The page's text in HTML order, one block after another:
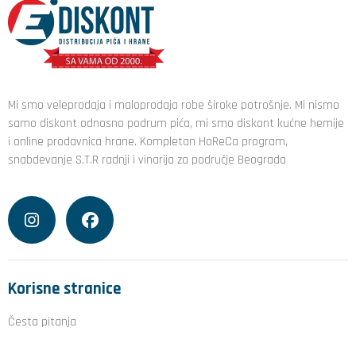
Mi smo veleprodaja i maloprodaja robe široke potrošnje. Mi nismo
samo diskont odnosno podrum pića, mi smo diskont kućne hemije
i online prodavnica hrane. Kompletan HoReCa program,
snabdevanje S.T.R radnji i vinarija za područje Beograda
Korisne stranice
Česta pitanja